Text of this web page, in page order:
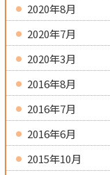
2020年8月
2020年7月
2020年3月
2016年8月
2016年7月
2016年6月
2015年10月